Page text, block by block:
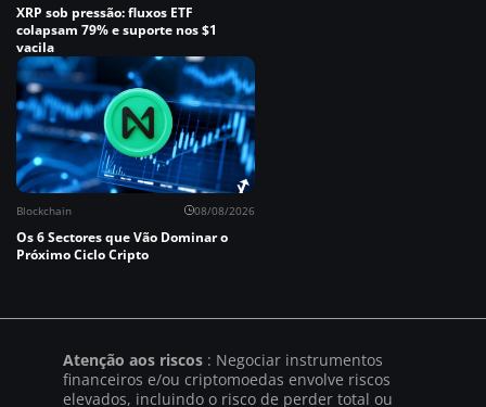
XRP sob pressão: fluxos ETF
colapsam 79% e suporte nos $1
vacila
Blockchain 08/08/2026
Os 6 Sectores que Vão Dominar o
Próximo Ciclo Cripto
Atenção aos riscos : Negociar instrumentos
financeiros e/ou criptomoedas envolve riscos
elevados, incluindo o risco de perder total ou